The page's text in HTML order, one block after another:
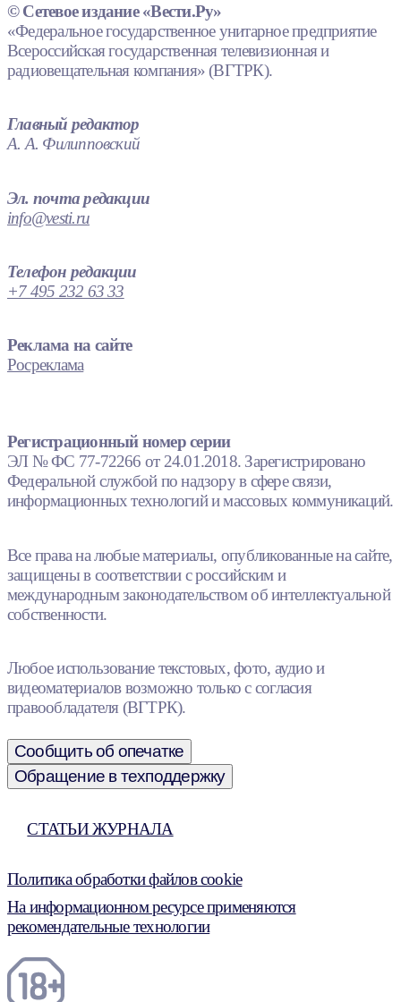
© Сетевое издание «Вести.Ру»
«Федеральное государственное унитарное предприятие
Всероссийская государственная телевизионная и
радиовещательная компания» (ВГТРК).
Главный редактор
А. А. Филипповский
Эл. почта редакции
info@vesti.ru
Телефон редакции
+7 495 232 63 33
Реклама на сайте
Росреклама
Регистрационный номер серии
ЭЛ № ФС 77-72266 от 24.01.2018. Зарегистрировано
Федеральной службой по надзору в сфере связи,
информационных технологий и массовых коммуникаций.
Все права на любые материалы, опубликованные на сайте,
защищены в соответствии с российским и
международным законодательством об интеллектуальной
собственности.
Любое использование текстовых, фото, аудио и
видеоматериалов возможно только с согласия
правообладателя (ВГТРК).
Сообщить об опечатке
Обращение в техподдержку
СТАТЬИ ЖУРНАЛА
Политика обработки файлов cookie
На информационном ресурсе применяются
рекомендательные технологии